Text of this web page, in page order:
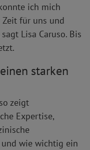
ich mich
für uns und
Lisa Caruso. Bis
starken
zeigt
Expertise,
wie wichtig ein